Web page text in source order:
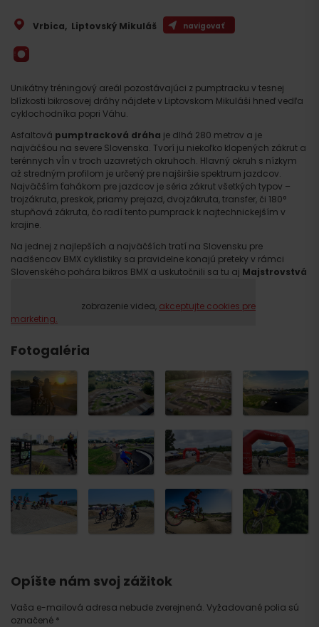
Unikátny tréningový areál pozostávajúci z pumptracku v tesnej
blízkosti bikrosovej dráhy nájdete v Liptovskom Mikuláši hneď vedľa
cyklochodníka popri Váhu.
Asfaltová pumptracková dráha je dlhá 280 metrov a je
najväčšou na severe Slovenska. Tvorí ju niekoľko klopených zákrut a
terénnych vĺn v troch uzavretých okruhoch. Hlavný okruh s nízkym
až stredným profilom je určený pre najširšie spektrum jazdcov.
Najväčším ťahákom pre jazdcov je séria zákrut všetkých typov –
trojzákruta, preskok, priamy prejazd, dvojzákruta, transfer, či 180°
stupňová zákruta, čo radí tento pumprack k najtechnickejším v
krajine.
Na jednej z najlepších a najväčších tratí na Slovensku pre
nadšencov BMX cyklistiky sa pravidelne konajú preteky v rámci
Slovenského pohára bikros BMX a uskutočnili sa tu aj Majstrovstvá
Prosím, pre zobrazenie videa, akceptujte cookies pre
marketing.
Vrbica, Liptovský Mikuláš navigovať
Fotogaléria
Opíšte nám svoj zážitok
Vaša e-mailová adresa nebude zverejnená. Vyžadované polia sú
označené *